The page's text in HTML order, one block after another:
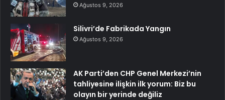
Ağustos 9, 2026
Silivri’de Fabrikada Yangın
Ağustos 9, 2026
AK Parti’den CHP Genel Merkezi’nin
tahliyesine ilişkin ilk yorum: Biz bu
olayın bir yerinde değiliz